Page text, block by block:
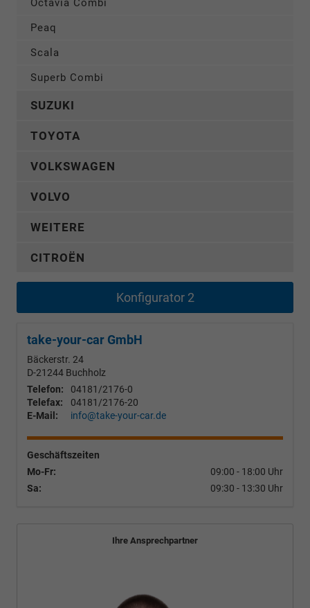
Octavia Combi
Peaq
Scala
Superb Combi
SUZUKI
TOYOTA
VOLKSWAGEN
VOLVO
WEITERE
CITROËN
Konfigurator 2
take-your-car GmbH
Bäckerstr. 24
D-21244 Buchholz
Telefon:
04181/2176-0
Telefax:
04181/2176-20
E-Mail:
info@take-your-car.de
Geschäftszeiten
Mo-Fr:
09:00 - 18:00 Uhr
Sa:
09:30 - 13:30 Uhr
Ihre Ansprechpartner